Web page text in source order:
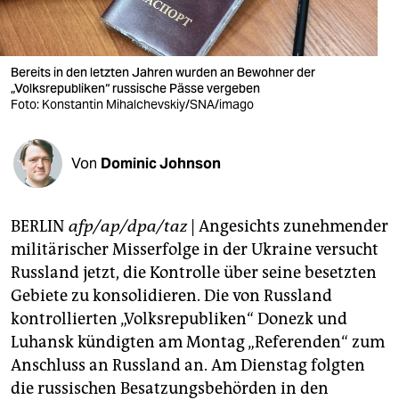
wahrheit
verlag
verlag
shop
fragen & hilfe
unterstützen
abo
genossenschaft
epaper login
Bereits in den letzten Jahren wurden an Bewohner der
„Volksrepubliken“ russische Pässe vergeben
Foto: Konstantin Mihalchevskiy/SNA/imago
Von Dominic Johnson
BERLIN afp/ap/dpa/taz| Angesichts zunehmender
militärischer Misserfolge in der Ukraine versucht
Russland jetzt, die Kontrolle über seine besetzten
Gebiete zu konsolidieren. Die von Russland
kontrollierten „Volksrepubliken“ Donezk und
Luhansk kündigten am Montag „Referenden“ zum
Anschluss an Russland an. Am Dienstag folgten
die russischen Besatzungsbehörden in den